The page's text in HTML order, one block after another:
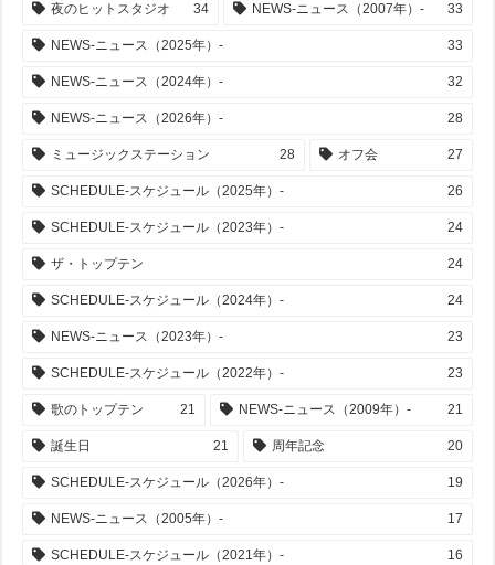
夜のヒットスタジオ 34 NEWS-ニュース（2007年）- 33
NEWS-ニュース（2025年）- 33
NEWS-ニュース（2024年）- 32
NEWS-ニュース（2026年）- 28
ミュージックステーション 28 オフ会 27
SCHEDULE-スケジュール（2025年）- 26
SCHEDULE-スケジュール（2023年）- 24
ザ・トップテン 24
SCHEDULE-スケジュール（2024年）- 24
NEWS-ニュース（2023年）- 23
SCHEDULE-スケジュール（2022年）- 23
歌のトップテン 21 NEWS-ニュース（2009年）- 21
誕生日 21 周年記念 20
SCHEDULE-スケジュール（2026年）- 19
NEWS-ニュース（2005年）- 17
SCHEDULE-スケジュール（2021年）- 16